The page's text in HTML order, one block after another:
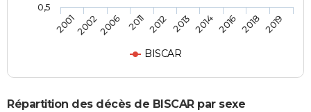
BISCAR
200120022006 2011 2012 2013 2014 2016 2018 2019
0,5
Répartition des décès de BISCAR par sexe